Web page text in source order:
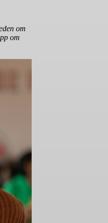
om
om